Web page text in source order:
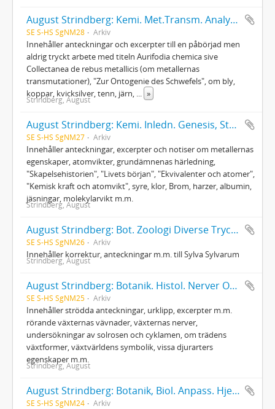
August Strindberg: Kemi. Met.Transm. Analys af metallerna
SE S-HS SgNM28 Arkiv
Innehåller anteckningar och excerpter till en påbörjad men
aldrig tryckt arbete med titeln Aurifodia chemica sive
Collectanea de rebus metallicis (om metallernas
transmutationer), "Zur Ontogenie des Schwefels", om bly,
koppar, kvicksilver, tenn, järn,
»
Strindberg, August
August Strindberg: Kemi. Inledn. Genesis, Stärkel.album. Kosm. tal Vulk. Petr
SE S-HS SgNM27 Arkiv
Innehåller anteckningar, excerpter och notiser om metallernas
egenskaper, atomvikter, grundämnenas härledning,
"Skapelsehistorien", "Livets början", "Ekvivalenter och atomer",
"Kemisk kraft och atomvikt", syre, klor, Brom, harzer, albumin,
jäsningar, molekylarvikt m.m.
Strindberg, August
August Strindberg: Bot. Zoologi Diverse Tryck Klipp Blomstr. Hemligh. [Sylva Sylvarum]
SE S-HS SgNM26 Arkiv
Innehåller korrektur, anteckningar m.m. till Sylva Sylvarum
Strindberg, August
August Strindberg: Botanik. Histol. Nerver Orchid. Solros Cyclamen
SE S-HS SgNM25 Arkiv
Innehåller strödda anteckningar, urklipp, excerpter m.m.
rörande växternas vävnader, växternas nerver,
undersökningar av solrosen och cyklamen, om trädens
växtformer, växtvärldens symbolik, vissa djurarters
egenskaper m.m.
Strindberg, August
August Strindberg: Botanik, Biol. Anpass. Hjern. och Valn.
SE S-HS SgNM24 Arkiv